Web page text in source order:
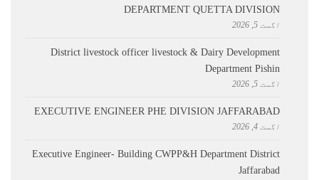
DEPARTMENT QUETTA DIVISION
اگست 5, 2026
District livestock officer livestock & Dairy Development
Department Pishin
اگست 5, 2026
EXECUTIVE ENGINEER PHE DIVISION JAFFARABAD
اگست 4, 2026
Executive Engineer- Building CWPP&H Department District
Jaffarabad